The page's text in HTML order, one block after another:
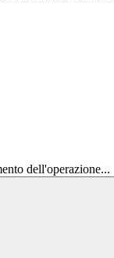
dell'operazione...